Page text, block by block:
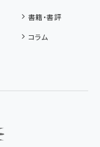
書籍・書評
コラム